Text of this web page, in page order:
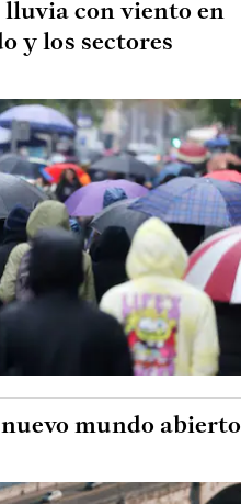
con viento en
y los sectores
mundo abierto